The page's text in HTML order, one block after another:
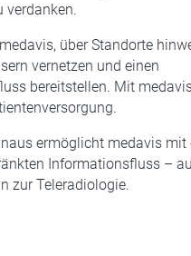
verdanken.
über Standorte
vernetzen und einen
bereitstellen. Mit
ermöglicht medavis mit
Informationsfluss –
zur Teleradiologie.